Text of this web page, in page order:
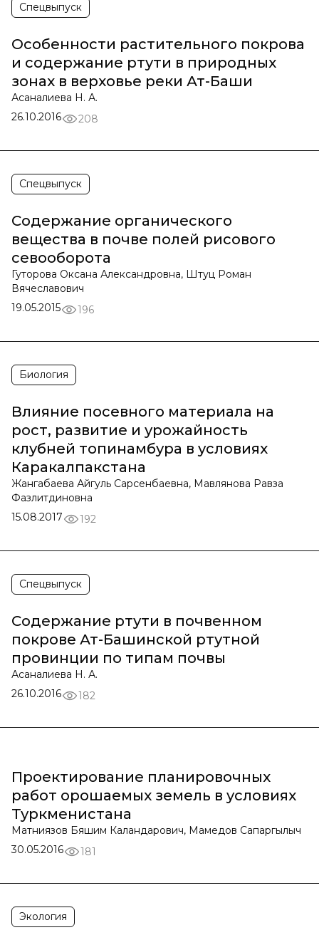
Спецвыпуск
Особенности растительного покрова
и содержание ртути в природных
зонах в верховье реки Ат-Баши
Асаналиева Н. А.
26.10.2016
208
Спецвыпуск
Содержание органического
вещества в почве полей рисового
севооборота
Гуторова Оксана Александровна, Штуц Роман
Вячеславович
19.05.2015
196
Биология
Влияние посевного материала на
рост, развитие и урожайность
клубней топинамбура в условиях
Каракалпакстана
Жангабаева Айгуль Сарсенбаевна, Мавлянова Равза
Фазлитдиновна
15.08.2017
192
Спецвыпуск
Содержание ртути в почвенном
покрове Ат-Башинской ртутной
провинции по типам почвы
Асаналиева Н. А.
26.10.2016
182
Проектирование планировочных
работ орошаемых земель в условиях
Туркменистана
Матниязов Бяшим Каландарович, Мамедов Сапаргылыч
30.05.2016
181
Экология